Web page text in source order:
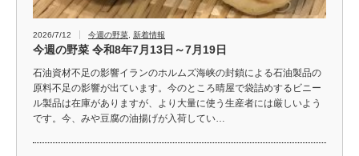
2026/7/12 今週の野菜 新着情報
今週の野菜 令和8年7月13日～7月19日
石油資材不足の影響イランのホルムズ海峡の封鎖による石油製品の
原料不足の影響が出ています。今のところ晴屋で袋詰めするビニー
ル製品は在庫がありますが、より大量に使う生産者には厳しいよう
です。今、みや豆腐の油揚げが入荷してい…